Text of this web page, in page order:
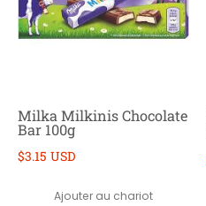
Milka Milkinis Chocolate
Bar 100g
$3.15 USD
Ajouter au chariot